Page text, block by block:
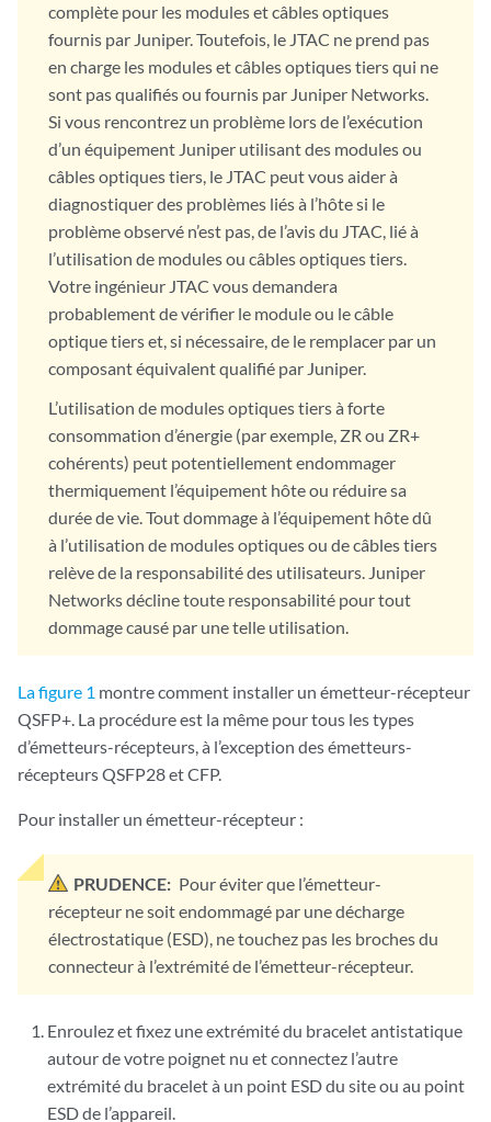
complète pour les modules et câbles optiques
fournis par Juniper. Toutefois, le JTAC ne prend pas
en charge les modules et câbles optiques tiers qui ne
sont pas qualifiés ou fournis par Juniper Networks.
Si vous rencontrez un problème lors de l’exécution
d’un équipement Juniper utilisant des modules ou
câbles optiques tiers, le JTAC peut vous aider à
diagnostiquer des problèmes liés à l’hôte si le
problème observé n’est pas, de l’avis du JTAC, lié à
l’utilisation de modules ou câbles optiques tiers.
Votre ingénieur JTAC vous demandera
probablement de vérifier le module ou le câble
optique tiers et, si nécessaire, de le remplacer par un
composant équivalent qualifié par Juniper.
L’utilisation de modules optiques tiers à forte
consommation d’énergie (par exemple, ZR ou ZR+
cohérents) peut potentiellement endommager
thermiquement l’équipement hôte ou réduire sa
durée de vie. Tout dommage à l’équipement hôte dû
à l’utilisation de modules optiques ou de câbles tiers
relève de la responsabilité des utilisateurs. Juniper
Networks décline toute responsabilité pour tout
dommage causé par une telle utilisation.
La figure 1 montre comment installer un émetteur-récepteur
QSFP+. La procédure est la même pour tous les types
d’émetteurs-récepteurs, à l’exception des émetteurs-
récepteurs QSFP28 et CFP.
Pour installer un émetteur-récepteur :
PRUDENCE: Pour éviter que l’émetteur-
récepteur ne soit endommagé par une décharge
électrostatique (ESD), ne touchez pas les broches du
connecteur à l’extrémité de l’émetteur-récepteur.
Enroulez et fixez une extrémité du bracelet antistatique
autour de votre poignet nu et connectez l’autre
extrémité du bracelet à un point ESD du site ou au point
ESD de l’appareil.